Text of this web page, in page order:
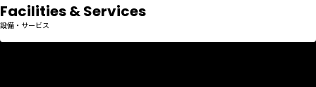
Facilities & Services
設備・サービス